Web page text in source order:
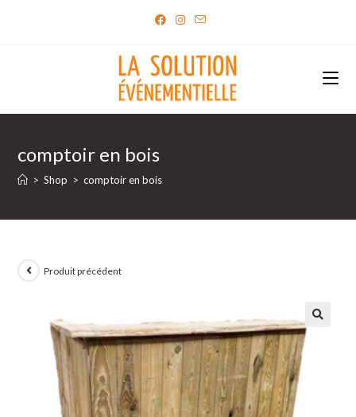
comptoir en bois
> Shop > comptoir en bois
Produit précédent